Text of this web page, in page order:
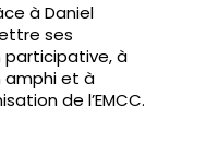
à Daniel
ses
participative, à
amphi et à
de l’EMCC.